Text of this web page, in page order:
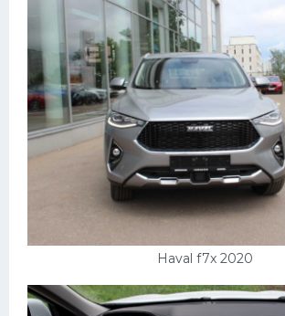
Haval f7x 2020